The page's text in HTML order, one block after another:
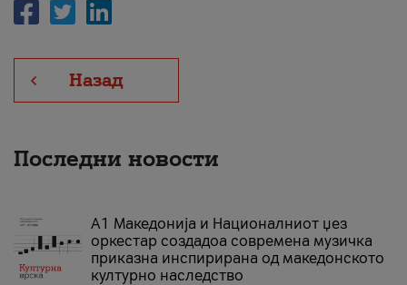
Назад
Последни новости
А1 Македонија и Националниот џез
оркестар создадоа современа музичка
приказна инспирирана од македонското
културно наследство